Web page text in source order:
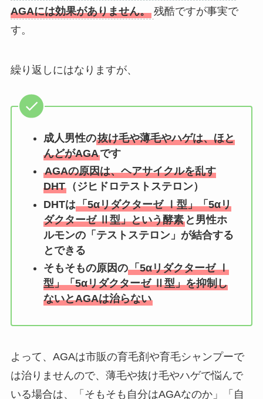
AGAには効果がありません。 残酷ですが事実で
す。
繰り返しにはなりますが、
成人男性の抜け毛や薄毛やハゲは、ほと
んどがAGAです
AGAの原因は、ヘアサイクルを乱す
DHT（ジヒドロテストステロン）
DHTは「5αリダクターゼ Ⅰ型」「5αリ
ダクターゼ Ⅱ型」という酵素と男性ホ
ルモンの「テストステロン」が結合する
とできる
そもそもの原因の「5αリダクターゼ Ⅰ
型」「5αリダクターゼ Ⅱ型」を抑制し
ないとAGAは治らない
よって、AGAは市販の育毛剤や育毛シャンプーで
は治りませんので、薄毛や抜け毛やハゲで悩んで
いる場合は、「そもそも自分はAGAなのか」「自